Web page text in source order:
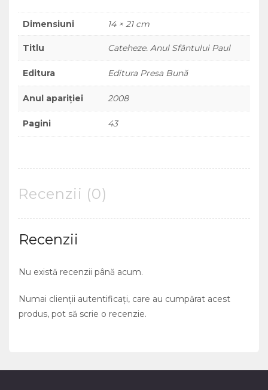
Dimensiuni 14 × 21 cm
Titlu Cateheze. Anul Sfântului Paul
Editura Editura Presa Bună
Anul apariției 2008
Pagini 43
Recenzii (0)
Recenzii
Nu există recenzii până acum.
Numai clienții autentificați, care au cumpărat acest
produs, pot să scrie o recenzie.